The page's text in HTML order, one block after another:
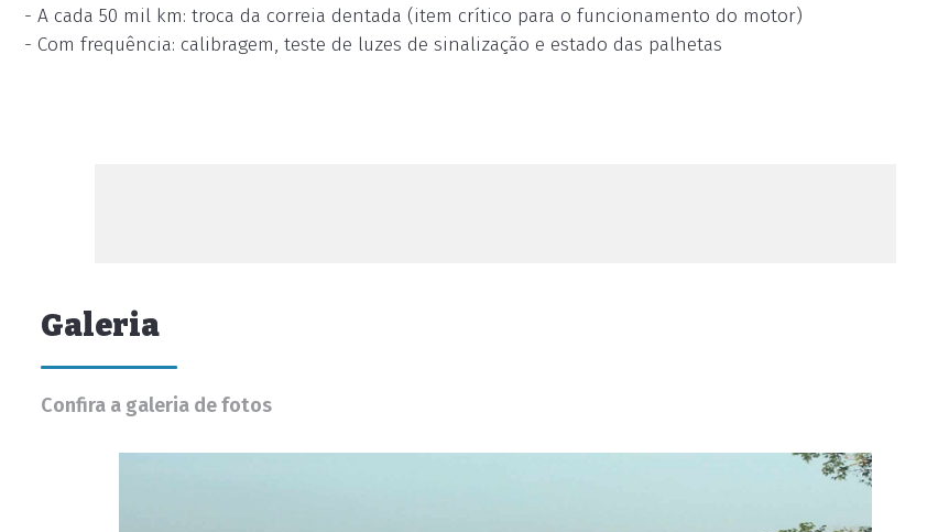
- A cada 50 mil km: troca da correia dentada (item crítico para o funcionamento do motor)
- Com frequência: calibragem, teste de luzes de sinalização e estado das palhetas
Galeria
Confira a galeria de fotos